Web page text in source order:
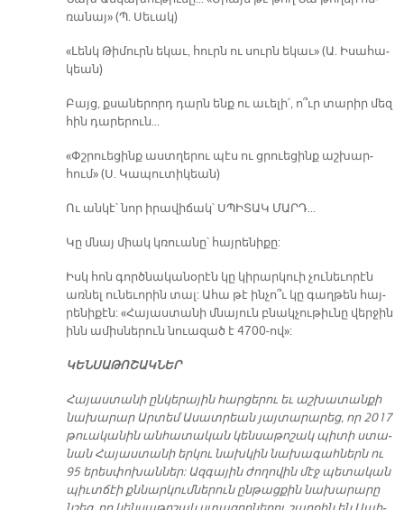
ռա­նայ» (Պ. Սե­ւակ)
«Լենկ Թի­մուրն ե­կաւ, հուրն ու սուրն ե­կաւ» (Ա. Ի­սա­հա­
կեան)
Բայց, քսա­նե­րորդ դարն ենք ու ա­ւե­լի՛, ո­՞ւր տա­րիր մեզ
հին դա­րե­րուն...
«Փշրուե­ցինք աստ­ղե­րու պէ­ս ու ցր­­ուե­ցինք աշ­խար­
հում» (­Ս. Կա­պու­տիկ­եա­ն)
Ու ան­կէ՝ նոր ի­րա­վի­ճակ՝ ՍՊԻՏԱԿ ՄԱՐԴ...
Կը մնայ միակ կռուա­նը՝ հայ­րե­նի­քը:­
Իս­կ հոն գոր­ծնա­կա­նօ­րէն կը կի­րար­կուի չուն­եւ­ո­րէն
առն­ել ուն­ե­ւո­րին տ­­ալ: Ա­հա թէ ին­չո՞ւ կը գաղ­թեն հայ­
րե­նի­քէն: «Հա­յաս­տա­նի մնայ­ուն բն­­ակ­չու­թիւ­նը վ­­եր­ջին
ինն ա­միս­նե­րուն նուա­զած է 4700­-ով»:
ԿԵՆ­ՍԱ­ԹՈ­ՇԱԿ­ՆԵՐ
Հա­յաս­տա­նի ըն­կե­րա­յի­ն հար­ցե­րու եւ աշ­խա­տան­քի
նա­խա­րար Ար­տեմ Ա­սատ­րեան յա­յտա­րա­րեց, որ 2017
թուա­կա­նին ան­հա­տա­կան կեն­սա­թո­շակ պի­տի ստ­­ա­
նան Հա­յաս­տա­նի եր­կու նա­խկին նա­խա­գահ­ներն ու
95 ե­րես­փո­խա­նն­­եր: Ազ­գա­յին ժո­ղո­վին մ­­էջ պետ­ա­կան
պիւտ­ճէի քննար­կում­ներ­ուն ըն­թաց­քին նա­խա­րա­րը